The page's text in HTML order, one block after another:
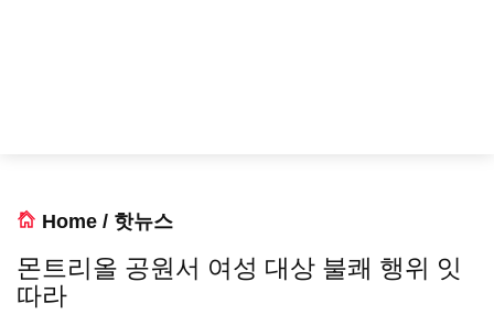
Home / 핫뉴스
몬트리올 공원서 여성 대상 불쾌 행위 잇
따라